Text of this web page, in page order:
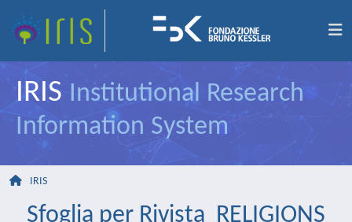
IRIS Institutional Research
Information System
IRIS
Sfoglia per Rivista RELIGIONS